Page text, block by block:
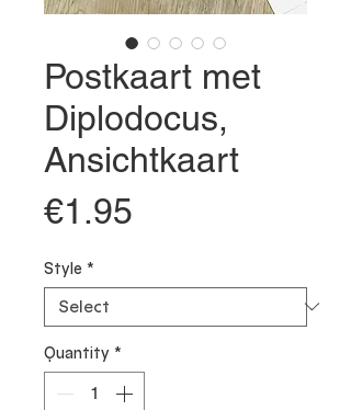
Postkaart met
Diplodocus,
Ansichtkaart
€1.95
Style *
Quantity *